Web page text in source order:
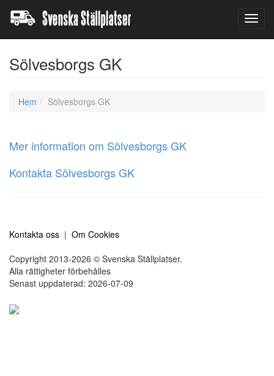
Sölvesborgs GK
Hem Sölvesborgs GK
Mer information om Sölvesborgs GK
Kontakta Sölvesborgs GK
Kontakta oss | Om Cookies
Copyright 2013-2026 © Svenska Ställplatser.
Alla rättigheter förbehålles
Senast uppdaterad: 2026-07-09